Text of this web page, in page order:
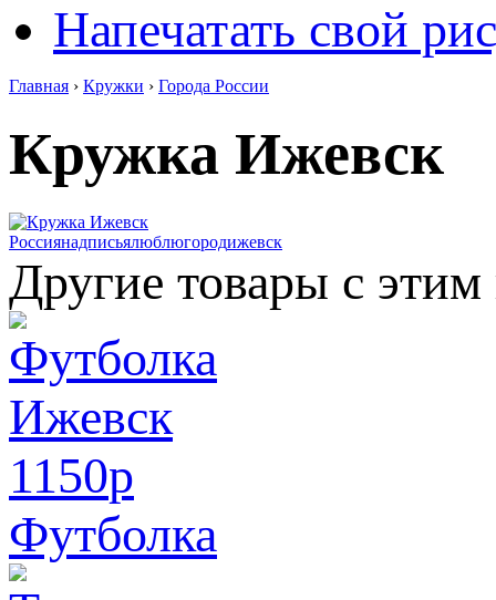
Напечатать свой
Главная › Кружки › Города России
Кружка Ижевск
Россиянадписьялюблюгородижевск
Другие товары с
1150p
Футболка